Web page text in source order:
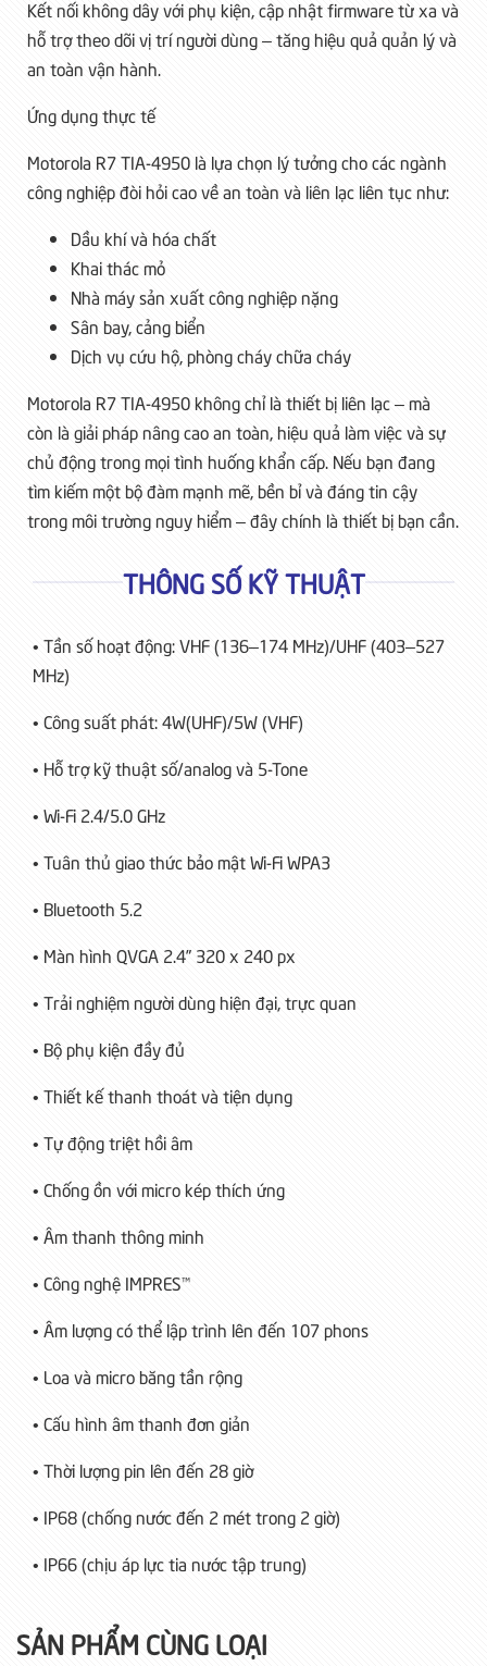
Kết nối không dây với phụ kiện, cập nhật firmware từ xa và
hỗ trợ theo dõi vị trí người dùng – tăng hiệu quả quản lý và
an toàn vận hành.
Ứng dụng thực tế
Motorola R7 TIA-4950 là lựa chọn lý tưởng cho các ngành
công nghiệp đòi hỏi cao về an toàn và liên lạc liên tục như:
Dầu khí và hóa chất
Khai thác mỏ
Nhà máy sản xuất công nghiệp nặng
Sân bay, cảng biển
Dịch vụ cứu hộ, phòng cháy chữa cháy
Motorola R7 TIA-4950 không chỉ là thiết bị liên lạc – mà
còn là giải pháp nâng cao an toàn, hiệu quả làm việc và sự
chủ động trong mọi tình huống khẩn cấp. Nếu bạn đang
tìm kiếm một bộ đàm mạnh mẽ, bền bỉ và đáng tin cậy
trong môi trường nguy hiểm – đây chính là thiết bị bạn cần.
THÔNG SỐ KỸ THUẬT
• Tần số hoạt động: VHF (136–174 MHz)/UHF (403–527
MHz)
• Công suất phát: 4W(UHF)/5W (VHF)
• Hỗ trợ kỹ thuật số/analog và 5-Tone
• Wi-Fi 2.4/5.0 GHz
• Tuân thủ giao thức bảo mật Wi-Fi WPA3
• Bluetooth 5.2
• Màn hình QVGA 2.4” 320 x 240 px
• Trải nghiệm người dùng hiện đại, trực quan
• Bộ phụ kiện đầy đủ
• Thiết kế thanh thoát và tiện dụng
• Tự động triệt hồi âm
• Chống ồn với micro kép thích ứng
• Âm thanh thông minh
• Công nghệ IMPRES™
• Âm lượng có thể lập trình lên đến 107 phons
• Loa và micro băng tần rộng
• Cấu hình âm thanh đơn giản
• Thời lượng pin lên đến 28 giờ
• IP68 (chống nước đến 2 mét trong 2 giờ)
• IP66 (chịu áp lực tia nước tập trung)
SẢN PHẨM CÙNG LOẠI